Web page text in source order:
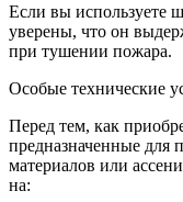
Если вы используете
уверены, что он
при тушении пожара.
Особые технические
Перед тем, как
предназначенные для
материалов или
на: